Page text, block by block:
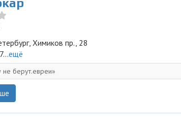
Химиков пр., 28
ещё
не берут.евреи